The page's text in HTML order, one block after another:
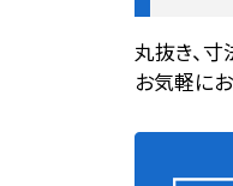
丸抜き、寸
お気軽に